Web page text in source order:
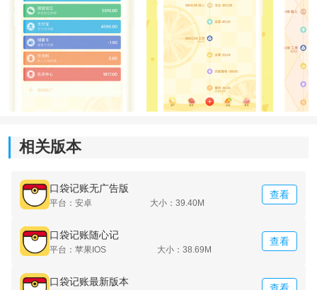
3.可以将自己的记账数据在线分享，从而起到一个在线监
督的作用。
相关版本
口袋记账无广告版
平台：安卓 大小：39.40M
查看
口袋记账随心记
平台：苹果IOS 大小：38.69M
查看
口袋记账最新版本